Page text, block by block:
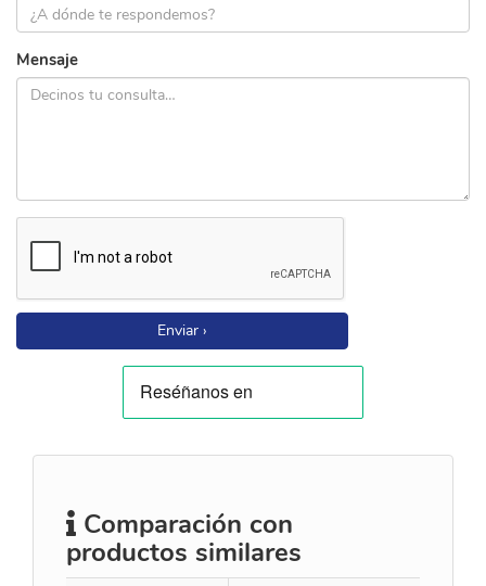
Mensaje
Enviar ›
Comparación con
productos similares